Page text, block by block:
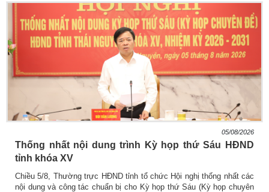
05/08/2026
Thống nhất nội dung trình Kỳ họp thứ Sáu HĐND
tỉnh khóa XV
Chiều 5/8, Thường trực HĐND tỉnh tổ chức Hội nghị thống nhất các
nội dung và công tác chuẩn bị cho Kỳ họp thứ Sáu (Kỳ họp chuyên